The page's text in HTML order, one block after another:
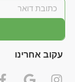
עקוב אחרינו